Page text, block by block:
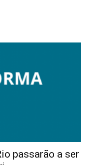
passarão a ser